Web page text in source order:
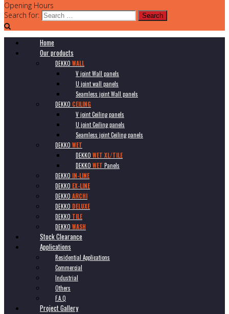
Opening Hours
Search for:
Home
Our products
DEKKO WALL
V joint Wall panels
U joint wall panels
Seamless joint Wall panels
DEKKO CEILING
V joint Ceiling panels
U joint Ceiling panels
Seamless joint Ceiling panels
DEKKO WET
DEKKO WET XL/TILE
DEKKO WET Panels
DEKKO IN-LINE
DEKKO EX-LINE
DEKKO ARCHI
DEKKO DELUXE
DEKKO TILE
DEKKO WASH
Stock Clearance
Applications
Residential Applications
Commercial
Industrial
Others
F.A.Q
Project Gallery